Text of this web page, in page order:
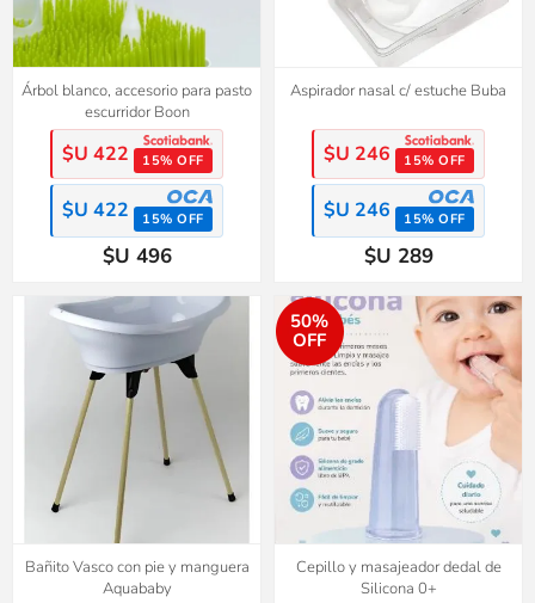
Árbol blanco, accesorio para pasto
escurridor Boon
$U 422 15% OFF
$U 422 15% OFF
$U 496
Aspirador nasal c/ estuche Buba
$U 246 15% OFF
$U 246 15% OFF
$U 289
Bañito Vasco con pie y manguera
Aquababy
50%
OFF
Cepillo y masajeador dedal de
Silicona 0+